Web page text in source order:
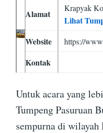
Alamat
Krapyak
Lihat
Website
https://
Kontak
Untuk acara yang
Tumpeng Pasuruan
sempurna di wilayah